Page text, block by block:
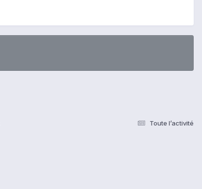
Toute l’activité